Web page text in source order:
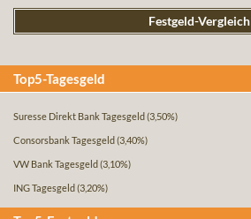
Festgeld-Vergleich
Top5-Tagesgeld
Suresse Direkt Bank Tagesgeld (3,50%)
Consorsbank Tagesgeld (3,40%)
VW Bank Tagesgeld (3,10%)
ING Tagesgeld (3,20%)